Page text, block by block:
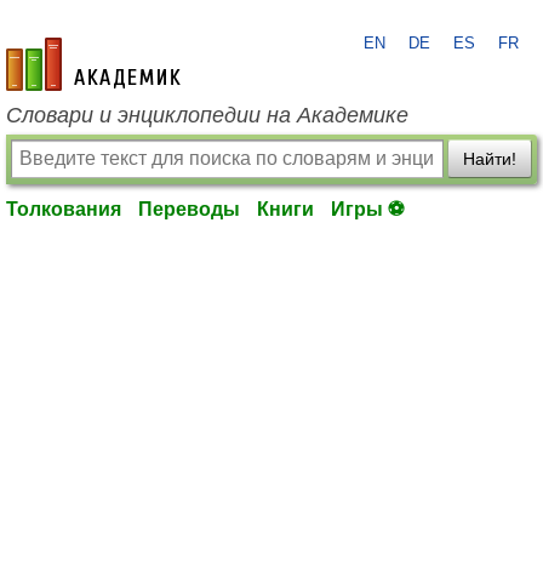
academic.ru
EN DE ES FR
Словари и энциклопедии на Академике
Найти!
Толкования Переводы Книги Игры ⚽